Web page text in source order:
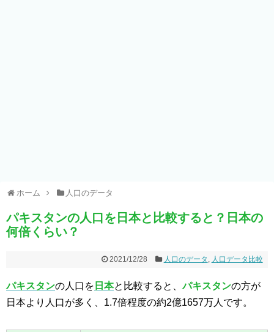
ホーム 人口のデータ
パキスタンの人口を日本と比較すると？日本の
何倍くらい？
2021/12/28 人口のデータ , 人口データ比較
パキスタンの人口を 日本と比較すると、パキスタンの方が
日本より人口が多く、1.7倍程度の約2億1657万人です。